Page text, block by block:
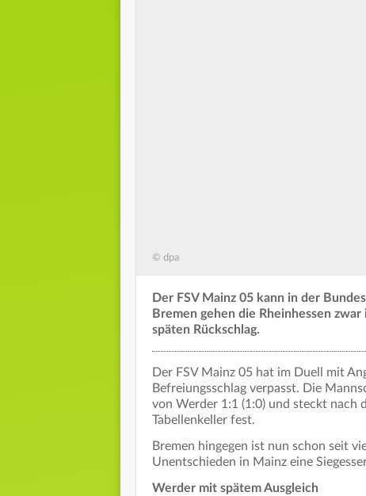
© dpa
Der FSV Mainz 05 kann in der
Bremen gehen die Rheinhessen
späten Rückschlag.
Der FSV Mainz 05 hat im Duell mit
Befreiungsschlag verpasst. Die
von Werder 1:1 (1:0) und steckt nach
Tabellenkeller fest.
Bremen hingegen ist nun schon seit
Unentschieden in Mainz eine
Werder mit spätem Ausgleich